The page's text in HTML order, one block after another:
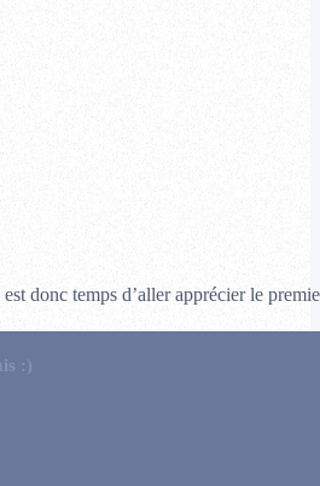
est donc temps d’aller apprécier le
:)